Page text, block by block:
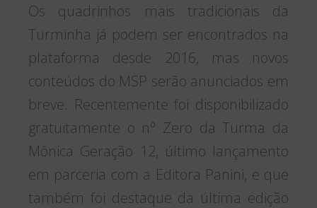
Os quadrinhos mais tradicionais da
Turminha já podem ser encontrados na
plataforma desde 2016, mas novos
conteúdos do MSP serão anunciados em
breve. Recentemente foi disponibilizado
gratuitamente o nº Zero da Turma da
Mônica Geração 12, último lançamento
em parceria com a Editora Panini, e que
também foi destaque da última edição